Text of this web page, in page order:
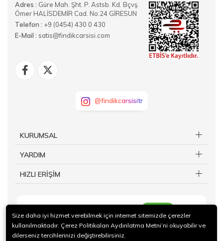
Adres : Güre Mah. Şht. P. Astsb. Kd. Bçvş.
Ömer HALİSDEMİR Cad. No:24 GİRESUN
Telefon : +9 (0454) 430 0 430
E-Mail : satis@findikcarsisi.com
@findikcarsisitr
KURUMSAL
YARDIM
HIZLI ERİŞİM
Size daha iyi hizmet verebilmek için internet sitemizde çerezler
kullanılmaktadır. Çerez Politikaları Aydınlatma Metni’ni okuyabilir ve
dilerseniz tercihlerinizi değiştirebilirsiniz.